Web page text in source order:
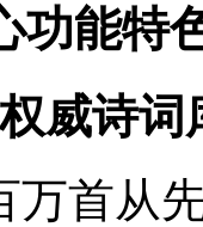
功能特
威诗词
万首从